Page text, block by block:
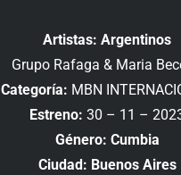
Artistas: Argentinos
Grupo Rafaga & Maria
Categoría: MBN
Estreno: 30 – 11 –
Género: Cumbia
Ciudad: Buenos Aires